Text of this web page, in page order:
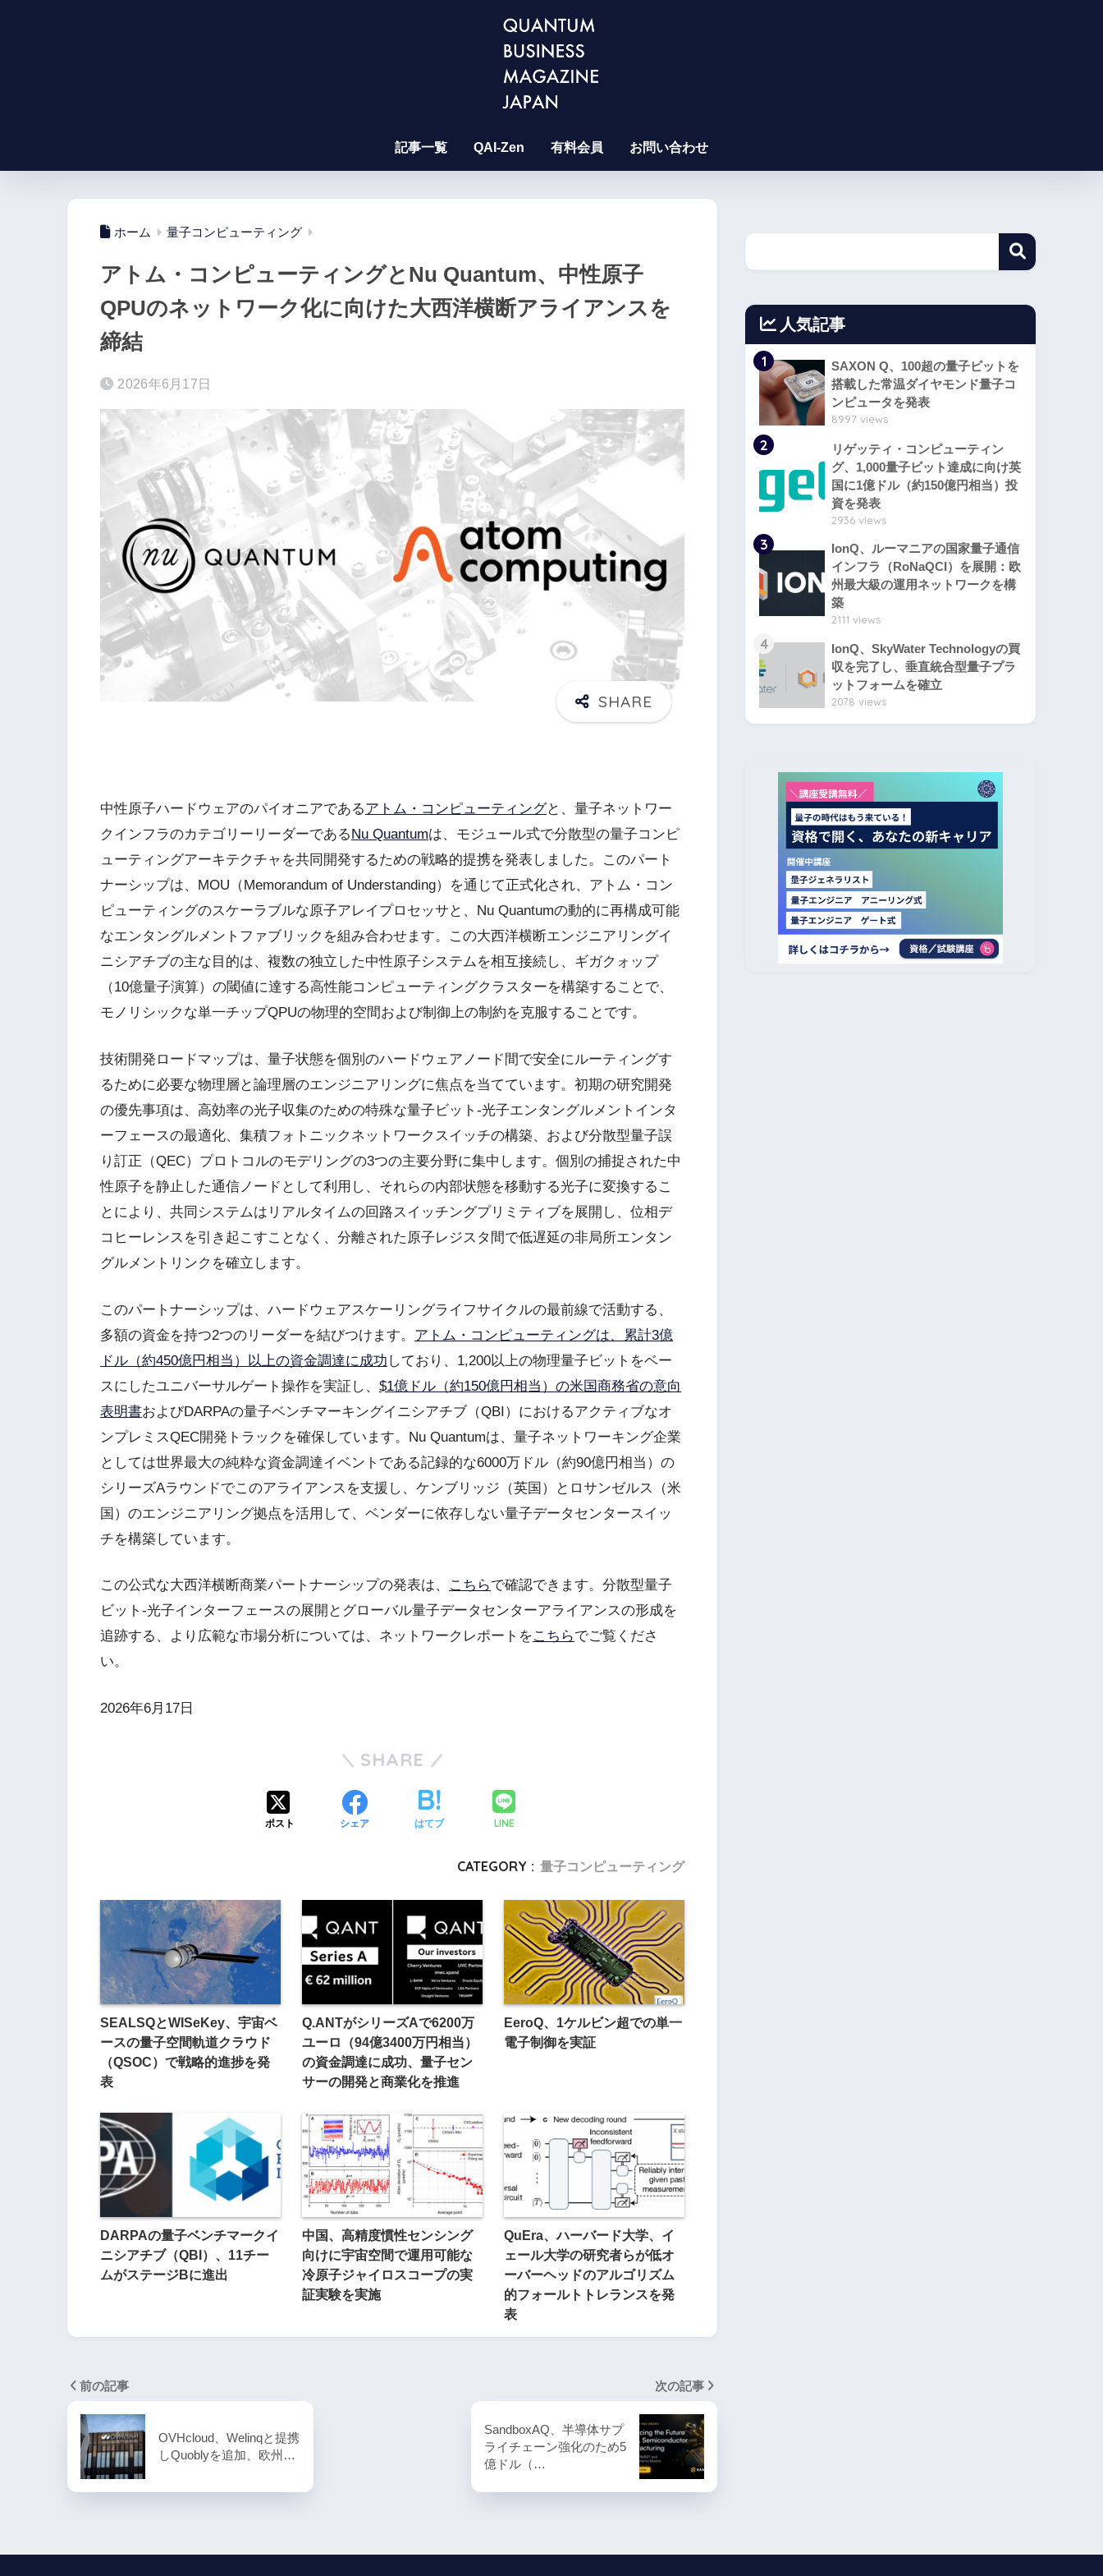
記事一覧 QAI-Zen 有料会員 お問い合わせ
ホーム 量子コンピューティング
アトム・コンピューティングとNu Quantum、中性原子
QPUのネットワーク化に向けた大西洋横断アライアンスを
締結
2026年6月17日
中性原子ハードウェアのパイオニアであるアトム・コンピューティングと、量子ネットワー
クインフラのカテゴリーリーダーである Nu Quantumは、モジュール式で分散型の量子コンピ
ューティングアーキテクチャを共同開発するための戦略的提携を発表しました。このパート
ナーシップは、MOU（Memorandum of Understanding）を通じて正式化され、アトム・コン
ピューティングのスケーラブルな原子アレイプロセッサと、Nu Quantumの動的に再構成可能
なエンタングルメントファブリックを組み合わせます。この大西洋横断エンジニアリングイ
ニシアチブの主な目的は、複数の独立した中性原子システムを相互接続し、ギガクォップ
（10億量子演算）の閾値に達する高性能コンピューティングクラスターを構築することで、
モノリシックな単一チップQPUの物理的空間および制御上の制約を克服することです。
技術開発ロードマップは、量子状態を個別のハードウェアノード間で安全にルーティングす
るために必要な物理層と論理層のエンジニアリングに焦点を当てています。初期の研究開発
の優先事項は、高効率の光子収集のための特殊な量子ビット-光子エンタングルメントインタ
ーフェースの最適化、集積フォトニックネットワークスイッチの構築、および分散型量子誤
り訂正（QEC）プロトコルのモデリングの3つの主要分野に集中します。個別の捕捉された中
性原子を静止した通信ノードとして利用し、それらの内部状態を移動する光子に変換するこ
とにより、共同システムはリアルタイムの回路スイッチングプリミティブを展開し、位相デ
コヒーレンスを引き起こすことなく、分離された原子レジスタ間で低遅延の非局所エンタン
グルメントリンクを確立します。
このパートナーシップは、ハードウェアスケーリングライフサイクルの最前線で活動する、
多額の資金を持つ2つのリーダーを結びつけます。 アトム・コンピューティングは、累計3億
ドル（約450億円相当）以上の資金調達に成功 しており、1,200以上の物理量子ビットをベー
スにしたユニバーサルゲート操作を実証し、 $1億ドル（約150億円相当）の米国商務省の意向
表明書およびDARPAの量子ベンチマーキングイニシアチブ（QBI）におけるアクティブなオ
ンプレミスQEC開発トラックを確保しています。Nu Quantumは、量子ネットワーキング企業
としては世界最大の純粋な資金調達イベントである記録的な6000万ドル（約90億円相当）の
シリーズAラウンドでこのアライアンスを支援し、ケンブリッジ（英国）とロサンゼルス（米
国）のエンジニアリング拠点を活用して、ベンダーに依存しない量子データセンタースイッ
チを構築しています。
この公式な大西洋横断商業パートナーシップの発表は、 こちらで確認できます。分散型量子
ビット-光子インターフェースの展開とグローバル量子データセンターアライアンスの形成を
追跡する、より広範な市場分析については、ネットワークレポートをこちらでご覧くださ
い。
2026年6月17日
SHARE
ポスト シェア はてブ LINE
CATEGORY : 量子コンピューティング
SEALSQとWISeKey、宇宙ベ
ースの量子空間軌道クラウド
（QSOC）で戦略的進捗を発
表
Q.ANTがシリーズAで6200万
ユーロ（94億3400万円相当）
の資金調達に成功、量子セン
サーの開発と商業化を推進
EeroQ、1ケルビン超での単一
電子制御を実証
DARPAの量子ベンチマークイ
ニシアチブ（QBI）、11チー
ムがステージBに進出
中国、高精度慣性センシング
向けに宇宙空間で運用可能な
冷原子ジャイロスコープの実
証実験を実施
QuEra、ハーバード大学、イ
ェール大学の研究者らが低オ
ーバーヘッドのアルゴリズム
的フォールトトレランスを発
表
前の記事
OVHcloud、Welinqと提携
しQuoblyを追加、欧州…
次の記事
SandboxAQ、半導体サプ
ライチェーン強化のため5
億ドル（…
人気記事
1
SAXON Q、100超の量子ビットを
搭載した常温ダイヤモンド量子コ
ンピュータを発表
8997 views
2
リゲッティ・コンピューティン
グ、1,000量子ビット達成に向け英
国に1億ドル（約150億円相当）投
資を発表
2936 views
3
IonQ、ルーマニアの国家量子通信
インフラ（RoNaQCI）を展開：欧
州最大級の運用ネットワークを構
築
2111 views
4
IonQ、SkyWater Technologyの買
収を完了し、垂直統合型量子プラ
ットフォームを確立
2078 views